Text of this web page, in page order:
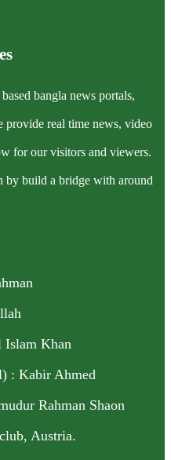
bangla news portals,
provide real time news, video
for our visitors and viewers.
by build a bridge with around
Khan
: Kabir Ahmed
Rahman Shaon
Austria.